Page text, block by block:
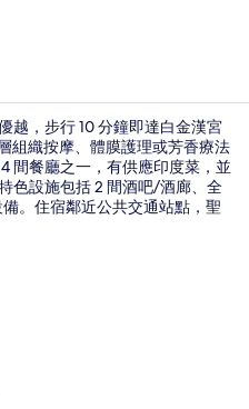
越，步行 10 分鐘即達白金漢宮
組織按摩、體膜護理或芳香療法
間餐廳之一，有供應印度菜，並
色設施包括 2 間酒吧/酒廊、全
。住宿鄰近公共交通站點，聖
旅客喜愛。